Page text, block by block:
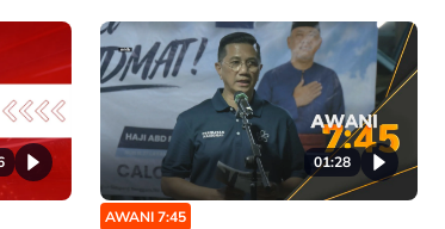
01:28
AWANI 7:45